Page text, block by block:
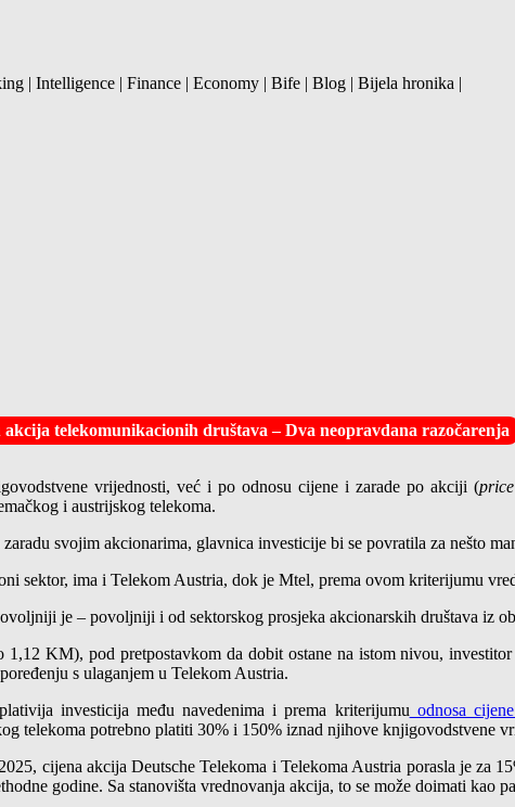
| Intelligence | Finance | Economy | Bife | Blog | Bijela hronika |
telekomunikacionih društava – Dva neopravdana razočarenja
vrijednosti, već i po odnosu cijene i zarade po akciji (
i austrijskog telekoma.
svojim akcionarima, glavnica investicije bi se povratila za nešto
sektor, ima i Telekom Austria, dok je Mtel, prema ovom kriterijumu
je – povoljniji i od sektorskog prosjeka akcionarskih društava iz
KM), pod pretpostavkom da dobit ostane na istom nivou,
s ulaganjem u Telekom Austria.
investicija među navedenima i prema kriterijumu odnosa
telekoma potrebno platiti 30% i 150% iznad njihove knjigovodstvene
cijena akcija Deutsche Telekoma i Telekoma Austria porasla je za
godine. Sa stanovišta vrednovanja akcija, to se može doimati kao